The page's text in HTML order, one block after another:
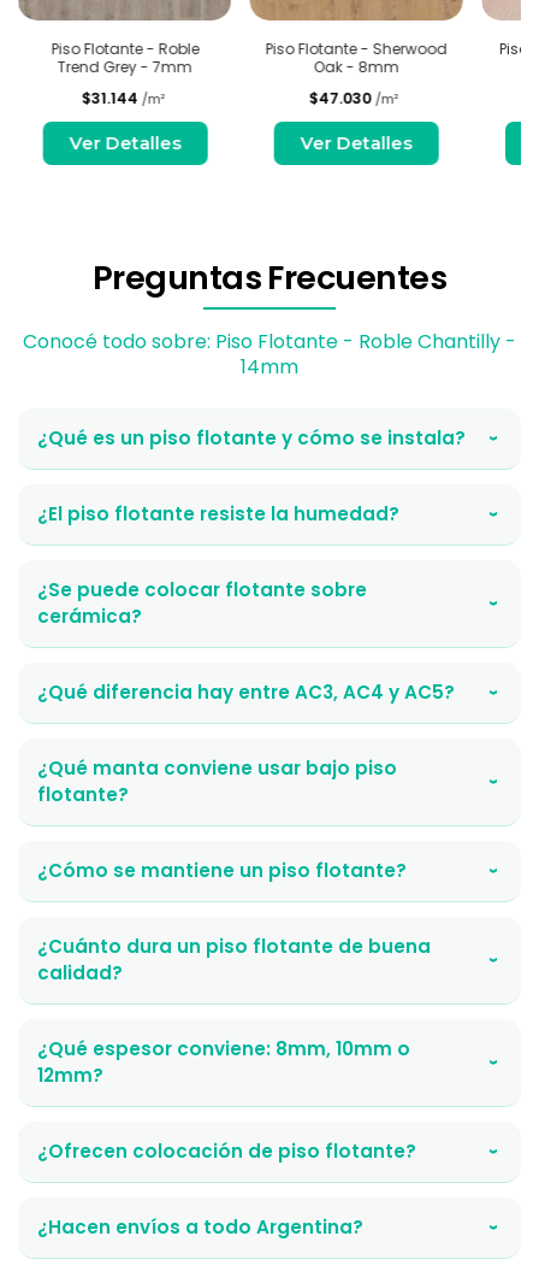
Piso Flotante - Roble
Trend Grey - 7mm
$31.144 /m²
Ver Detalles
Piso Flotante - Sherwood
Oak - 8mm
$47.030/m²
Ver Detalles
Piso
Preguntas Frecuentes
Conocé todo sobre: Piso Flotante - Roble Chantilly -
14mm
¿Qué es un piso flotante y cómo se instala? ›
¿El piso flotante resiste la humedad? ›
¿Se puede colocar flotante sobre
cerámica?
›
¿Qué diferencia hay entre AC3, AC4 y AC5? ›
¿Qué manta conviene usar bajo piso
flotante?
›
¿Cómo se mantiene un piso flotante? ›
¿Cuánto dura un piso flotante de buena
calidad?
›
¿Qué espesor conviene: 8mm, 10mm o
12mm?
›
¿Ofrecen colocación de piso flotante? ›
¿Hacen envíos a todo Argentina? ›